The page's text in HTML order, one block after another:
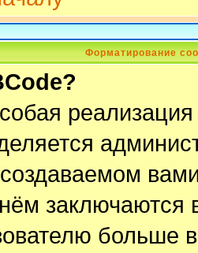
Форматирование
заключаются
больше